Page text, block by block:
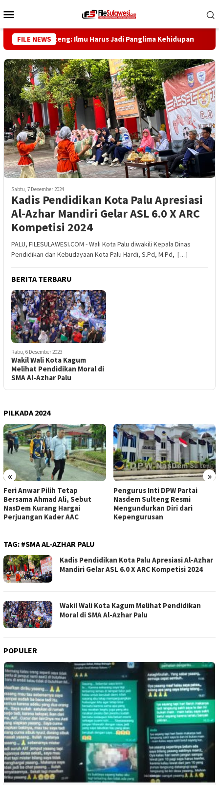
ke
Mobile
FILE NEWS
Sulteng: Ilmu Harus Jadi Panglima Kehidupan
Sabtu, 7 Desember 2024
Kadis Pendidikan Kota Palu Apresiasi
Al-Azhar Mandiri Gelar ASL 6.0 X ARC
Kompetisi 2024
PALU, FILESULAWESI.COM - Wali Kota Palu diwakili Kepala Dinas
Pendidikan dan Kebudayaan Kota Palu Hardi, S.Pd, M.Pd, […]
BERITA TERBARU
Rabu, 6 Desember 2023
Wakil Wali Kota Kagum
Melihat Pendidikan Moral di
SMA Al-Azhar Palu
PILKADA 2024
« »
Feri Anwar Pilih Tetap
Bersama Ahmad Ali, Sebut
NasDem Kurang Hargai
Perjuangan Kader AAC
Pengurus Inti DPW Partai
Nasdem Sulteng Resmi
Mengundurkan Diri dari
Kepengurusan
TAG: #SMA AL-AZHAR PALU
Kadis Pendidikan Kota Palu Apresiasi Al-Azhar
Mandiri Gelar ASL 6.0 X ARC Kompetisi 2024
Wakil Wali Kota Kagum Melihat Pendidikan
Moral di SMA Al-Azhar Palu
POPULER